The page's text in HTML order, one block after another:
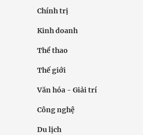
Chính trị
Kinh doanh
Thể thao
Thế giới
Văn hóa - Giải trí
Công nghệ
Du lịch